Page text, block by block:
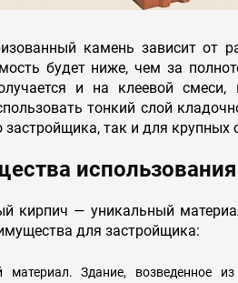
камень зависит от
будет ниже, чем за
и на клеевой
тонкий слой
застройщика, так и для крупных
использования
кирпич — уникальный
для застройщика:
материал. Здание, возведенное